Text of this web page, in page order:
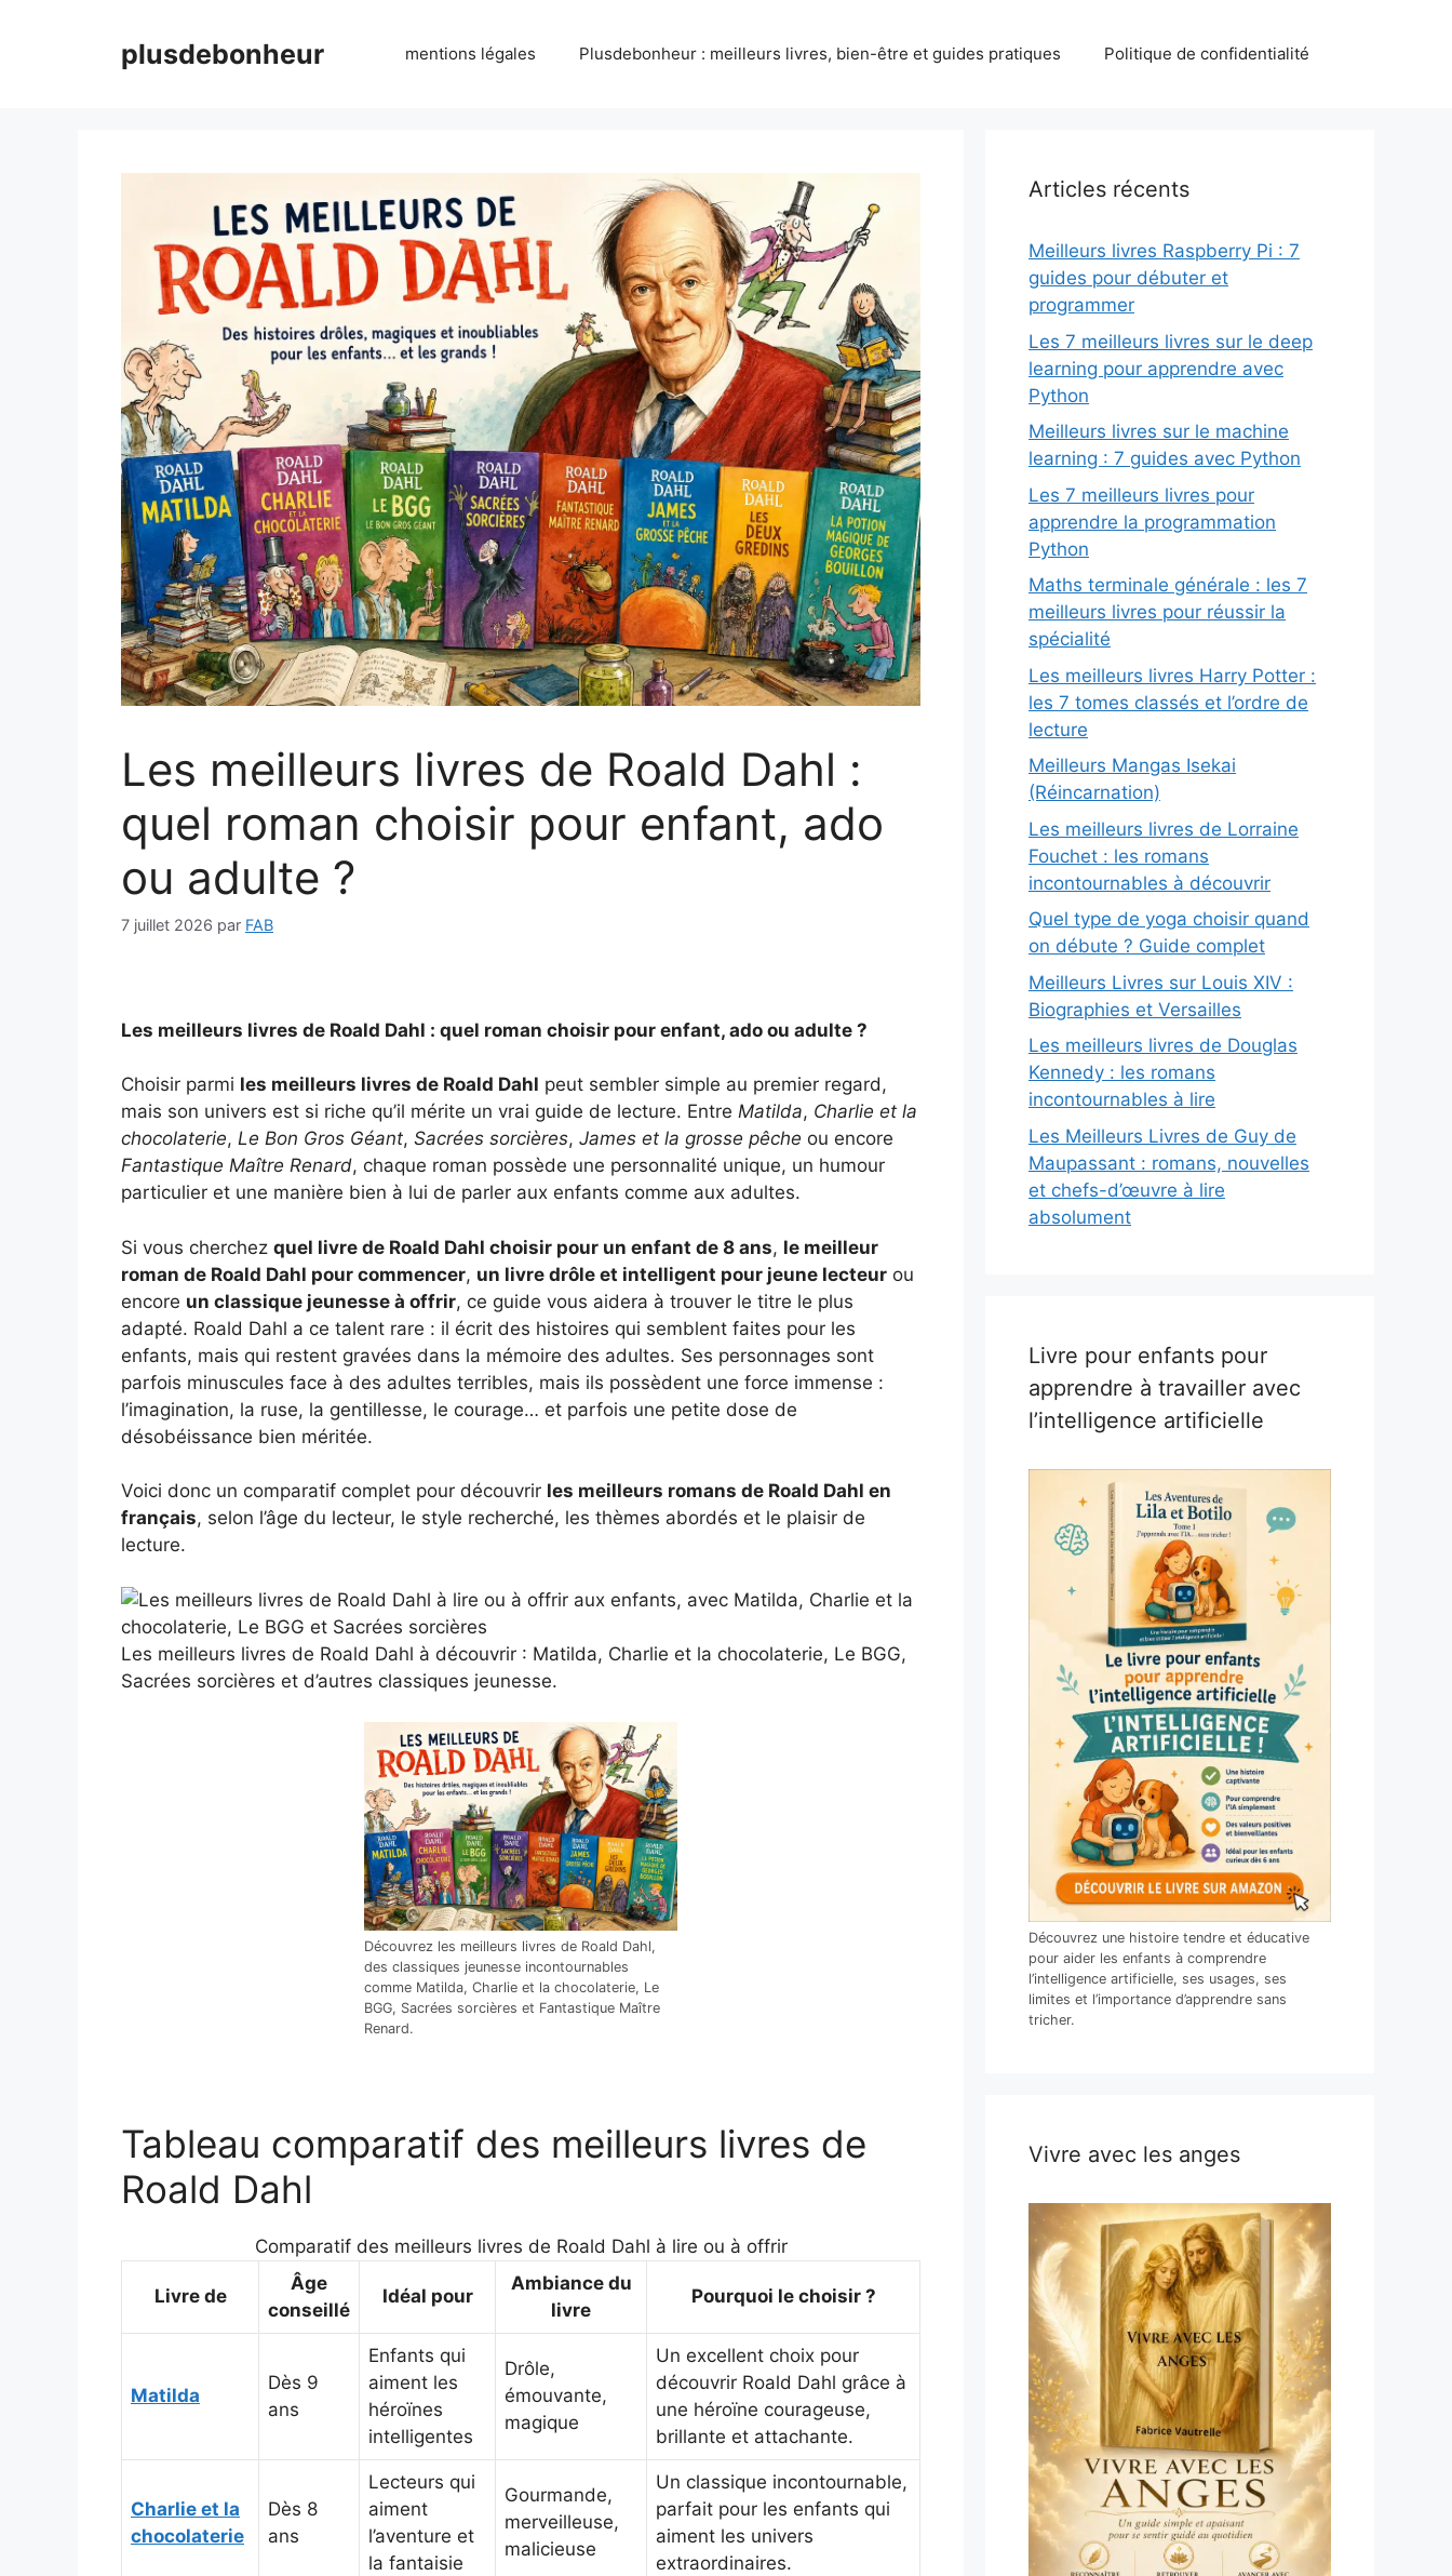
plusdebonheur mentions légales Plusdebonheur : meilleurs livres, bien-être et guides pratiques Politique de confidentialité
Les meilleurs livres de Roald Dahl :
quel roman choisir pour enfant, ado
ou adulte ?
7 juillet 2026 par FAB
Les meilleurs livres de Roald Dahl : quel roman choisir pour enfant, ado ou adulte ?
Choisir parmi les meilleurs livres de Roald Dahl peut sembler simple au premier regard,
mais son univers est si riche qu’il mérite un vrai guide de lecture. Entre Matilda, Charlie et la
chocolaterie, Le Bon Gros Géant, Sacrées sorcières, James et la grosse pêche ou encore
Fantastique Maître Renard, chaque roman possède une personnalité unique, un humour
particulier et une manière bien à lui de parler aux enfants comme aux adultes.
Si vous cherchez quel livre de Roald Dahl choisir pour un enfant de 8 ans, le meilleur
roman de Roald Dahl pour commencer, un livre drôle et intelligent pour jeune lecteur ou
encore un classique jeunesse à offrir, ce guide vous aidera à trouver le titre le plus
adapté. Roald Dahl a ce talent rare : il écrit des histoires qui semblent faites pour les
enfants, mais qui restent gravées dans la mémoire des adultes. Ses personnages sont
parfois minuscules face à des adultes terribles, mais ils possèdent une force immense :
l’imagination, la ruse, la gentillesse, le courage… et parfois une petite dose de
désobéissance bien méritée.
Voici donc un comparatif complet pour découvrir les meilleurs romans de Roald Dahl en
français, selon l’âge du lecteur, le style recherché, les thèmes abordés et le plaisir de
lecture.
Les meilleurs livres de Roald Dahl à découvrir : Matilda, Charlie et la chocolaterie, Le BGG,
Sacrées sorcières et d’autres classiques jeunesse.
Découvrez les meilleurs livres de Roald Dahl,
des classiques jeunesse incontournables
comme Matilda, Charlie et la chocolaterie, Le
BGG, Sacrées sorcières et Fantastique Maître
Renard.
Tableau comparatif des meilleurs livres de
Roald Dahl
Comparatif des meilleurs livres de Roald Dahl à lire ou à offrir
Livre de
Âge
conseillé
Idéal pour
Ambiance du
livre
Pourquoi le choisir ?
Matilda
Dès 9
ans
Enfants qui
aiment les
héroïnes
intelligentes
Drôle,
émouvante,
magique
Un excellent choix pour
découvrir Roald Dahl grâce à
une héroïne courageuse,
brillante et attachante.
Charlie et la
chocolaterie
Dès 8
ans
Lecteurs qui
aiment
l’aventure et
la fantaisie
Gourmande,
merveilleuse,
malicieuse
Un classique incontournable,
parfait pour les enfants qui
aiment les univers
extraordinaires.
Articles récents
Meilleurs livres Raspberry Pi : 7
guides pour débuter et
programmer
Les 7 meilleurs livres sur le deep
learning pour apprendre avec
Python
Meilleurs livres sur le machine
learning : 7 guides avec Python
Les 7 meilleurs livres pour
apprendre la programmation
Python
Maths terminale générale : les 7
meilleurs livres pour réussir la
spécialité
Les meilleurs livres Harry Potter :
les 7 tomes classés et l’ordre de
lecture
Meilleurs Mangas Isekai
(Réincarnation)
Les meilleurs livres de Lorraine
Fouchet : les romans
incontournables à découvrir
Quel type de yoga choisir quand
on débute ? Guide complet
Meilleurs Livres sur Louis XIV :
Biographies et Versailles
Les meilleurs livres de Douglas
Kennedy : les romans
incontournables à lire
Les Meilleurs Livres de Guy de
Maupassant : romans, nouvelles
et chefs-d’œuvre à lire
absolument
Livre pour enfants pour
apprendre à travailler avec
l’intelligence artificielle
Découvrez une histoire tendre et éducative
pour aider les enfants à comprendre
l’intelligence artificielle, ses usages, ses
limites et l’importance d’apprendre sans
tricher.
Vivre avec les anges